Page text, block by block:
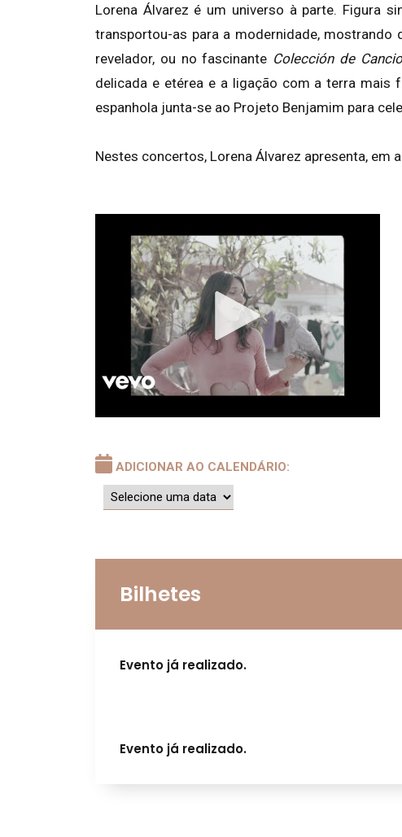
Lorena Álvarez é um universo à parte. Figura
transportou-as para a modernidade, mostrando
revelador, ou no fascinante Colección de
delicada e etérea e a ligação com a terra mais
espanhola junta-se ao Projeto Benjamim para
Nestes concertos, Lorena Álvarez apresenta, em
ADICIONAR AO CALENDÁRIO:
Bilhetes
Evento já realizado.
Evento já realizado.